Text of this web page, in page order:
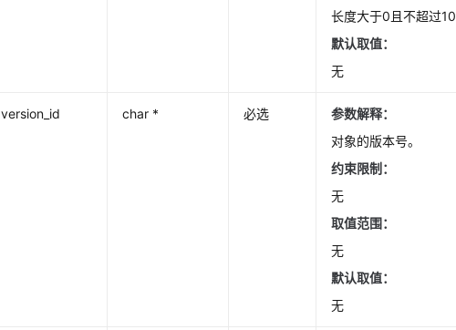
长度大于0且不超过
默认取值：
无
version_id char * 必选
参数解释：
对象的版本号。
约束限制：
无
取值范围：
无
默认取值：
无